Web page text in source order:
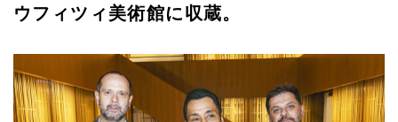
ウフィツィ美術館に収蔵。